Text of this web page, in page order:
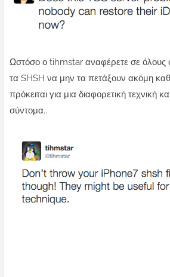
Ωστόσο ο tihmstar αναφέρετε σε όλους
τα SHSH να μην τα πετάξουν ακόμη
πρόκειται για μια διαφορετική τεχνική
σύντομα..